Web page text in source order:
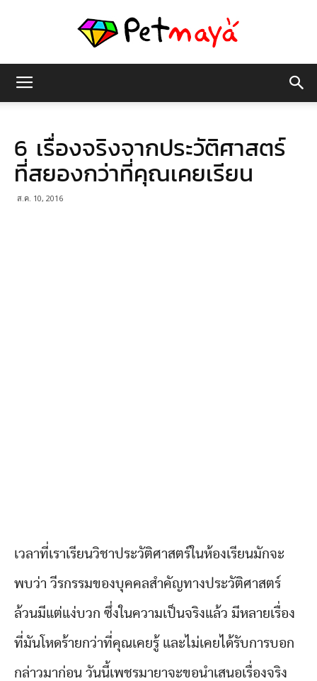
มายา
6 เรื่องจริงจากประวัติศาสตร์
ที่สยองกว่าที่คุณเคยเรียน
ส.ค. 10, 2016
เวลาที่เราเรียนวิชาประวัติศาสตร์ในห้องเรียนมักจะ
พบว่า วีรกรรมของบุคคลสำคัญทางประวัติศาสตร์
ล้วนมีแต่แง่บวก ซึ่งในความเป็นจริงแล้ว มีหลายเรื่อง
ที่มันโหดร้ายกว่าที่คุณเคยรู้ และไม่เคยได้รับการบอก
กล่าวมาก่อน วันนี้เพชรมายาจะขอนำเสนอเรื่องจริง